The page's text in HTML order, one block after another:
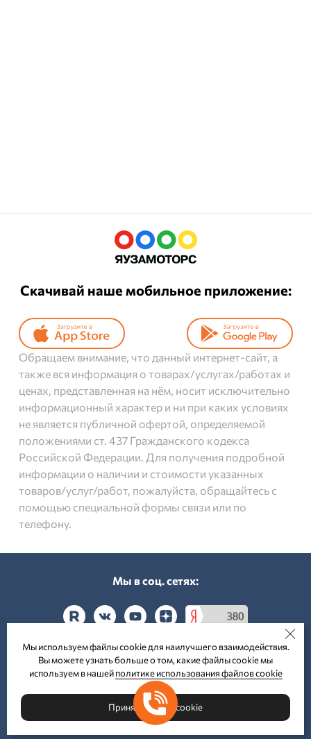
Скачивай наше мобильное приложение:
Обращаем внимание, что данный интернет-сайт, а
также вся информация о товарах/услугах/работах и
ценах, представленная на нём, носит исключительно
информационный характер и ни при каких условиях
не является публичной офертой, определяемой
положениями ст. 437 Гражданского кодекса
Российской Федерации. Для получения подробной
информации о наличии и стоимости указанных
товаров/услуг/работ, пожалуйста, обращайтесь с
помощью специальной формы связи или по
телефону.
Принимаем к оплате:
Мы в соц. cетях:
Мы используем файлы cookie для наилучшего взаимодействия.
Вы можете узнать больше о том, какие файлы cookie мы
используем в нашейполитике использования файлов cookie
Принять файлы cookie